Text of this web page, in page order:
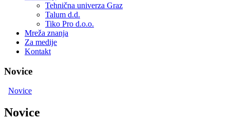
Tehnična univerza Graz
Talum d.d.
Tiko Pro d.o.o.
Mreža znanja
Za medije
Kontakt
Novice
Novice
Novice